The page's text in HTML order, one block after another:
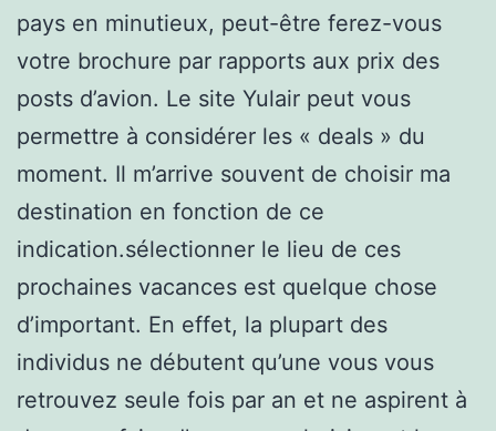
pays en minutieux, peut-être ferez-vous
votre brochure par rapports aux prix des
posts d’avion. Le site Yulair peut vous
permettre à considérer les « deals » du
moment. Il m’arrive souvent de choisir ma
destination en fonction de ce
indication.sélectionner le lieu de ces
prochaines vacances est quelque chose
d’important. En effet, la plupart des
individus ne débutent qu’une vous vous
retrouvez seule fois par an et ne aspirent à